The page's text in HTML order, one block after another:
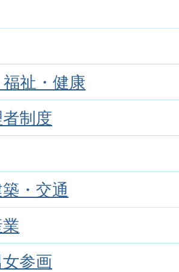
祉・健康
制度
・交通
参画